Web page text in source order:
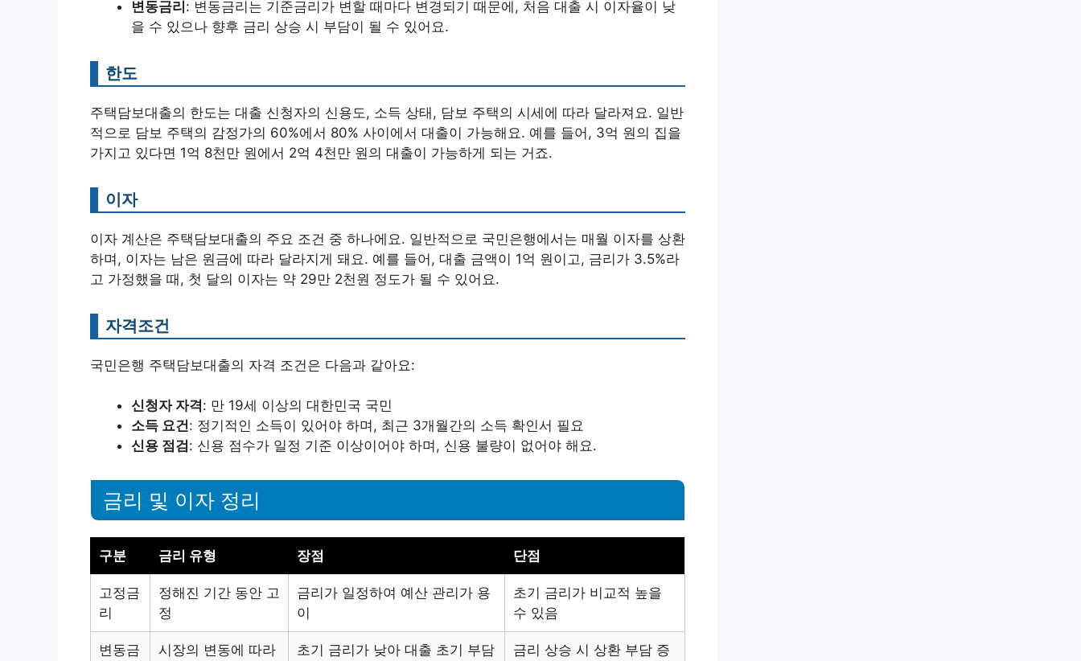
변동금리: 변동금리는 기준금리가 변할 때마다 변경되기 때문에, 처음 대출 시 이자율이 낮
을 수 있으나 향후 금리 상승 시 부담이 될 수 있어요.
한도
주택담보대출의 한도는 대출 신청자의 신용도, 소득 상태, 담보 주택의 시세에 따라 달라져요. 일반
적으로 담보 주택의 감정가의 60%에서 80% 사이에서 대출이 가능해요. 예를 들어, 3억 원의 집을
가지고 있다면 1억 8천만 원에서 2억 4천만 원의 대출이 가능하게 되는 거죠.
이자
이자 계산은 주택담보대출의 주요 조건 중 하나에요. 일반적으로 국민은행에서는 매월 이자를 상환
하며, 이자는 남은 원금에 따라 달라지게 돼요. 예를 들어, 대출 금액이 1억 원이고, 금리가 3.5%라
고 가정했을 때, 첫 달의 이자는 약 29만 2천원 정도가 될 수 있어요.
자격조건
국민은행 주택담보대출의 자격 조건은 다음과 같아요:
신청자 자격: 만 19세 이상의 대한민국 국민
소득 요건: 정기적인 소득이 있어야 하며, 최근 3개월간의 소득 확인서 필요
신용 점검 : 신용 점수가 일정 기준 이상이어야 하며, 신용 불량이 없어야 해요.
금리 및 이자 정리
구분 금리 유형 장점 단점
고정금
리
정해진 기간 동안 고
정
금리가 일정하여 예산 관리가 용
이
초기 금리가 비교적 높을
수 있음
변동금
시장의 변동에 따라
초기 금리가 낮아 대출 초기 부담
금리 상승 시 상환 부담 증